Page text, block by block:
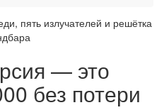
— это
без потери